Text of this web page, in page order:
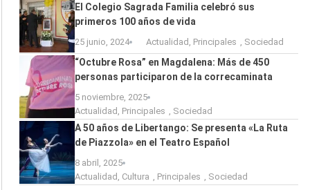
El Colegio Sagrada Familia celebró sus
primeros 100 años de vida
25 junio, 2024 Actualidad Principales Sociedad
“Octubre Rosa” en Magdalena: Más de 450
personas participaron de la correcaminata
5 noviembre, 2025
Actualidad Principales Sociedad
A 50 años de Libertango: Se presenta «La Ruta
de Piazzola» en el Teatro Español
8 abril, 2025
Actualidad Cultura Principales Sociedad